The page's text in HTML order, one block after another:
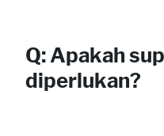
Q: Apakah
diperlukan?